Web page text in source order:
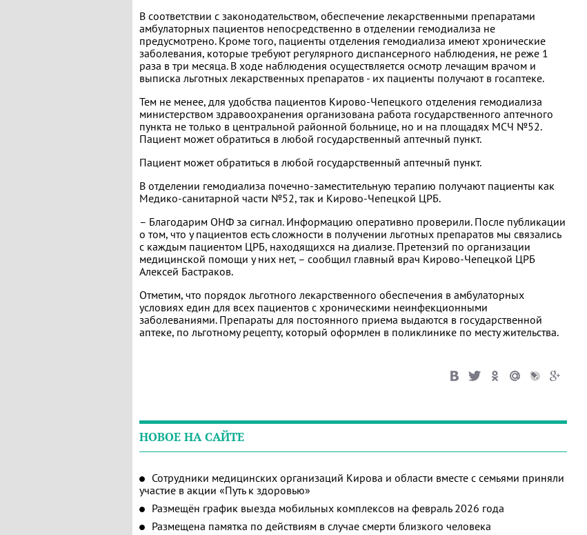
В соответствии с законодательством, обеспечение лекарственными препаратами
амбулаторных пациентов непосредственно в отделении гемодиализа не
предусмотрено. Кроме того, пациенты отделения гемодиализа имеют хронические
заболевания, которые требуют регулярного диспансерного наблюдения, не реже 1
раза в три месяца. В ходе наблюдения осуществляется осмотр лечащим врачом и
выписка льготных лекарственных препаратов - их пациенты получают в госаптеке.
Тем не менее, для удобства пациентов Кирово-Чепецкого отделения гемодиализа
министерством здравоохранения организована работа государственного аптечного
пункта не только в центральной районной больнице, но и на площадях МСЧ №52.
Пациент может обратиться в любой государственный аптечный пункт.
Пациент может обратиться в любой государственный аптечный пункт.
В отделении гемодиализа почечно-заместительную терапию получают пациенты как
Медико-санитарной части №52, так и Кирово-Чепецкой ЦРБ.
– Благодарим ОНФ за сигнал. Информацию оперативно проверили. После публикации
о том, что у пациентов есть сложности в получении льготных препаратов мы связались
с каждым пациентом ЦРБ, находящихся на диализе. Претензий по организации
медицинской помощи у них нет, – сообщил главный врач Кирово-Чепецкой ЦРБ
Алексей Бастраков.
Отметим, что порядок льготного лекарственного обеспечения в амбулаторных
условиях един для всех пациентов с хроническими неинфекционными
заболеваниями. Препараты для постоянного приема выдаются в государственной
аптеке, по льготному рецепту, который оформлен в поликлинике по месту жительства.
НОВОЕ НА САЙТЕ
Сотрудники медицинских организаций Кирова и области вместе с семьями приняли
участие в акции «Путь к здоровью»
Размещён график выезда мобильных комплексов на февраль 2026 года
Размещена памятка по действиям в случае смерти близкого человека